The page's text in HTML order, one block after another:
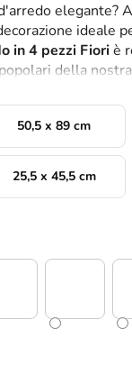
elegante?
ideale
in 4 pezzi Fioriè
della
50,5 x 89 cm
25,5 x 45,5 cm